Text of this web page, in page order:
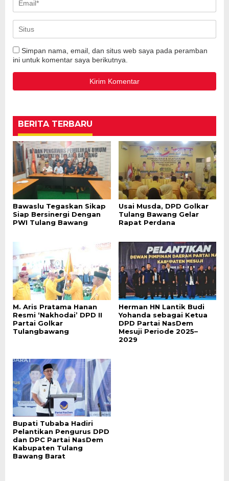
Simpan nama, email, dan situs web saya pada peramban
ini untuk komentar saya berikutnya.
BERITA TERBARU
Bawaslu Tegaskan Sikap
Siap Bersinergi Dengan
PWI Tulang Bawang
Usai Musda, DPD Golkar
Tulang Bawang Gelar
Rapat Perdana
M. Aris Pratama Hanan
Resmi ‘Nakhodai’ DPD II
Partai Golkar
Tulangbawang
Herman HN Lantik Budi
Yohanda sebagai Ketua
DPD Partai NasDem
Mesuji Periode 2025–
2029
Bupati Tubaba Hadiri
Pelantikan Pengurus DPD
dan DPC Partai NasDem
Kabupaten Tulang
Bawang Barat